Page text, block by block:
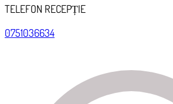
TELEFON RECEPȚIE
0751036634